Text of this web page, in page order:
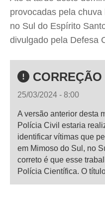
provocadas pela
no Sul do Espírito
divulgado pela Defesa
CORREÇÃO
25/03/2024 - 8:00
A versão anterior desta
Polícia Civil estaria
identificar vítimas que
em Mimoso do Sul, no
correto é que esse
Polícia Científica. O